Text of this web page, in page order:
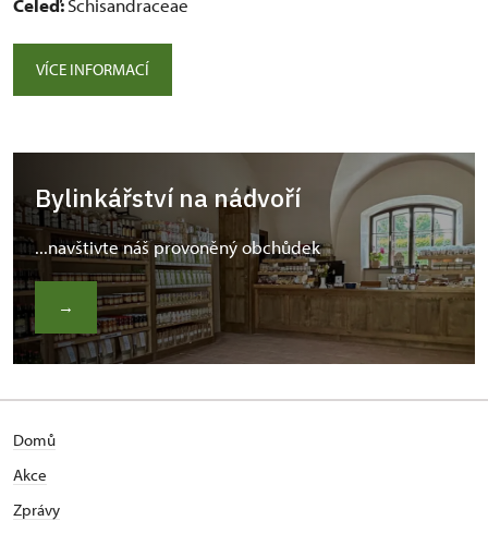
Čeleď:Schisandraceae
VÍCE INFORMACÍ
Bylinkářství na nádvoří
...navštivte náš provoněný obchůdek
→
Domů
Akce
Zprávy